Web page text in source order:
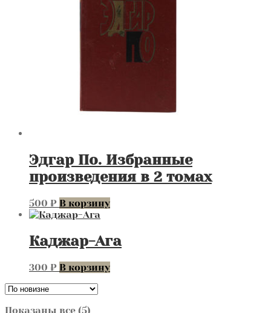
Эдгар По. Избранные
произведения в 2 томах
500 ₽ В корзину
Каджар-Ага
300 ₽ В корзину
Показаны все (5)